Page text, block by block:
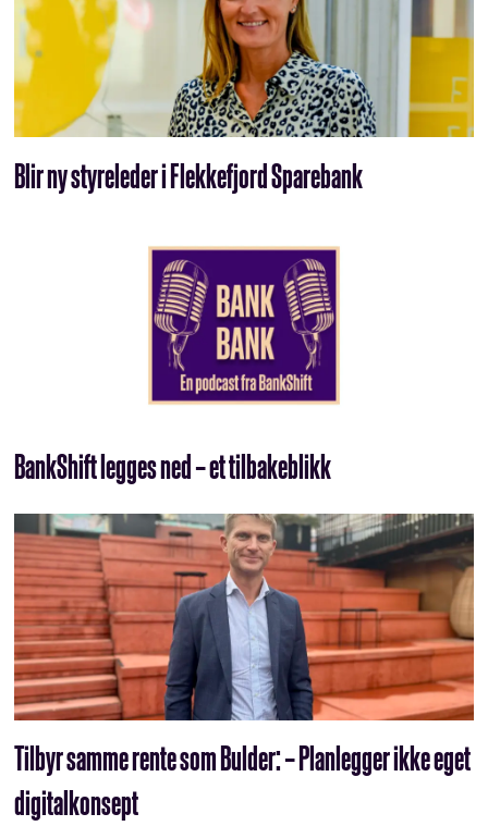
Blir ny styreleder i Flekkefjord Sparebank
BankShift legges ned – et tilbakeblikk
Tilbyr samme rente som Bulder: – Planlegger ikke eget
digitalkonsept